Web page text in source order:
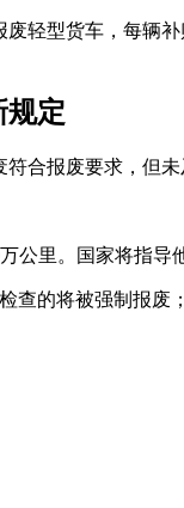
轻型货车，每辆
规定
合报废要求，但
公里。国家将指导
查的将被强制报废；